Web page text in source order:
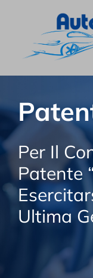
contenuto
CHI SIAMO
CORSI PATENTE
Per Il
Patente
Ultima